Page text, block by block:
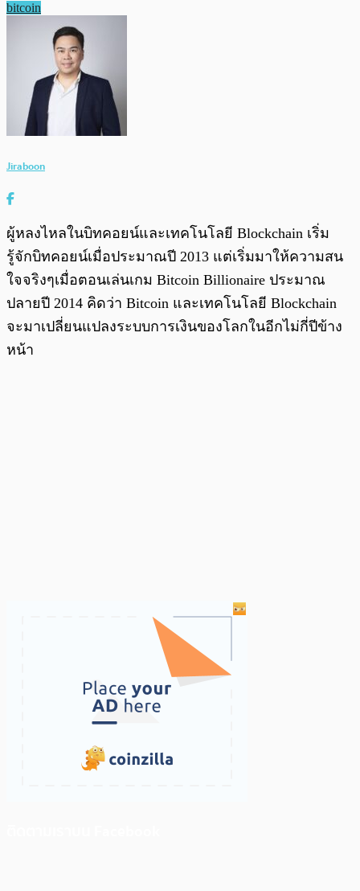
bitcoin
Jiraboon
ผู้หลงไหลในบิทคอยน์และเทคโนโลยี Blockchain เริ่ม
รู้จักบิทคอยน์เมื่อประมาณปี 2013 แต่เริ่มมาให้ความสน
ใจจริงๆเมื่อตอนเล่นเกม Bitcoin Billionaire ประมาณ
ปลายปี 2014 คิดว่า Bitcoin และเทคโนโลยี Blockchain
จะมาเปลี่ยนแปลงระบบการเงินของโลกในอีกไม่กี่ปีข้าง
หน้า